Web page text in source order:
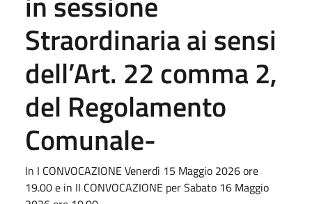
Straordinaria ai sensi
dell’Art. 22 comma 2,
del Regolamento
Comunale-
In I CONVOCAZIONE Venerdì 15 Maggio 2026 ore
19.00 e in II CONVOCAZIONE per Sabato 16 Maggio